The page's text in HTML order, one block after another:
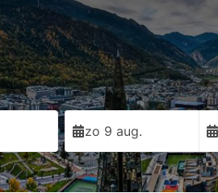
zo 9 aug.